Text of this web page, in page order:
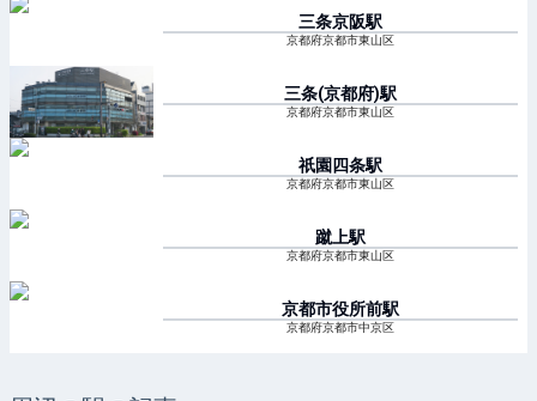
三条京阪駅
京都府京都市東山区
三条(京都府)駅
京都府京都市東山区
祇園四条駅
京都府京都市東山区
蹴上駅
京都府京都市東山区
京都市役所前駅
京都府京都市中京区